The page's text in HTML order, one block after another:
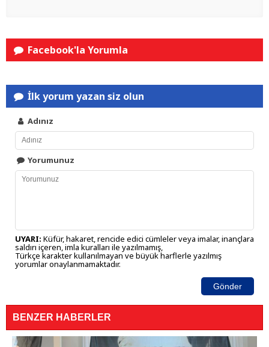
Facebook'la Yorumla
İlk yorum yazan siz olun
Adınız
Yorumunuz
UYARI: Küfür, hakaret, rencide edici cümleler veya imalar, inançlara
saldırı içeren, imla kuralları ile yazılmamış,
Türkçe karakter kullanılmayan ve büyük harflerle yazılmış
yorumlar onaylanmamaktadır.
Gönder
BENZER HABERLER